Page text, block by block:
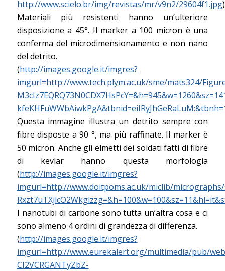
http://www.scielo.br/img/revistas/mr/v9n2/29604f1.jpg)
Materiali più resistenti hanno un’ulteriore
disposizione a 45°. Il marker a 100 micron è una
conferma del microdimensionamento e non nano
del detrito.
(http://images.google.it/imgres?
imgurl=http://www.tech.plym.ac.uk/sme/mats324/
Questa immagine illustra un detrito sempre con
fibre disposte a 90 °, ma più raffinate. Il marker è
50 micron. Anche gli elmetti dei soldati fatti di fibre
di kevlar hanno questa morfologia
(http://images.google.it/imgres?
imgurl=http://www.doitpoms.ac.uk/miclib/
I nanotubi di carbone sono tutta un’altra cosa e ci
sono almeno 4 ordini di grandezza di differenza.
(http://images.google.it/imgres?
imgurl=http://www.eurekalert.org/multimedia/pub/
CI2VCRGANTyZbZ-